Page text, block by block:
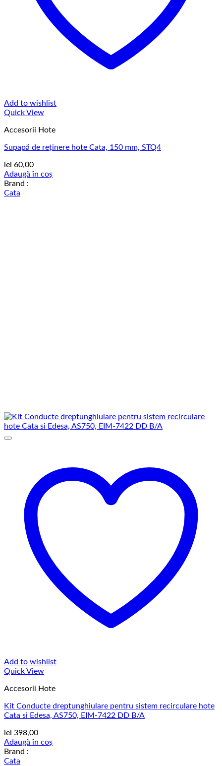
Add to wishlist
Quick View
Accesorii Hote
Supapă de reținere hote Cata, 150 mm, STQ4
lei 60,00
Adaugă în coș
Brand :
Cata
Add to wishlist
Quick View
Accesorii Hote
Kit Conducte dreptunghiulare pentru sistem recirculare hote
Cata si Edesa, AS750, EIM-7422 DD B/A
lei 398,00
Adaugă în coș
Brand :
Cata